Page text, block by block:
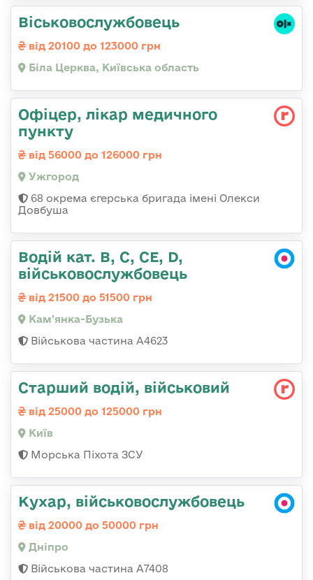
Віськовослужбовець
від 20100 до 123000 грн
Біла Церква, Київська область
Офіцер, лікар медичного
пункту
від 56000 до 126000 грн
Ужгород
68 окрема єгерська бригада імені Олекси
Довбуша
Водій кат. B, C, СЕ, D,
військовослужбовець
від 21500 до 51500 грн
Кам'янка-Бузька
Військова частина А4623
Стаpший водій, військовий
від 25000 до 125000 грн
Київ
Морська Піхота ЗСУ
Кухар, військовослужбовець
від 20000 до 50000 грн
Дніпро
Військова частина А7408